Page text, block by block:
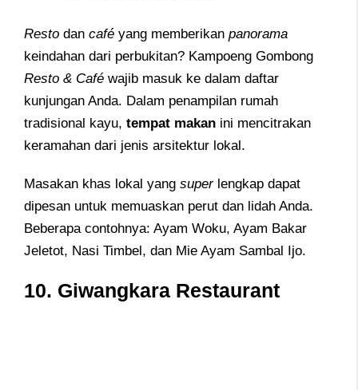
Resto dan café yang memberikan panorama
keindahan dari perbukitan? Kampoeng Gombong
Resto & Café wajib masuk ke dalam daftar
kunjungan Anda. Dalam penampilan rumah
tradisional kayu, tempat makan ini mencitrakan
keramahan dari jenis arsitektur lokal.
Masakan khas lokal yang superlengkap dapat
dipesan untuk memuaskan perut dan lidah Anda.
Beberapa contohnya: Ayam Woku, Ayam Bakar
Jeletot, Nasi Timbel, dan Mie Ayam Sambal Ijo.
10. Giwangkara Restaurant